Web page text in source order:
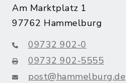
Am Marktplatz 1
97762 Hammelburg
09732 902-0
09732 902-5555
post@hammelburg.de